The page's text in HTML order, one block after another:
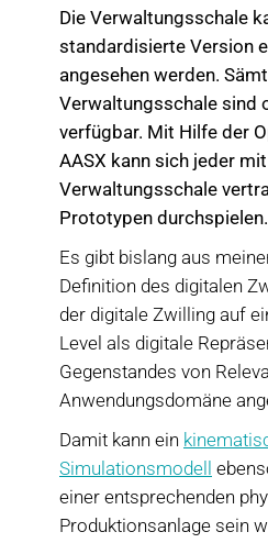
Die Verwaltungsschale
standardisierte Version
angesehen werden.
Verwaltungsschale sind
verfügbar. Mit Hilfe der
AASX kann sich jeder
Verwaltungsschale
Prototypen durchspielen.
Es gibt bislang aus
Definition des digitalen
der digitale Zwilling auf
Level als digitale
Gegenstandes von
Anwendungsdomäne
Damit kann ein
Simulationsmodell
einer entsprechenden
Produktionsanlage sein